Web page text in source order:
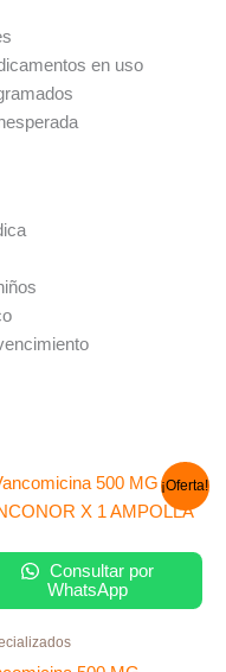
en uso
¡Oferta!
Consultar por
WhatsApp
El
original
El
actual